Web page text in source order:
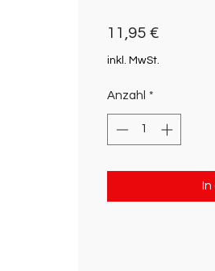
11,95 €Preis
inkl. MwSt.
Anzahl *
In